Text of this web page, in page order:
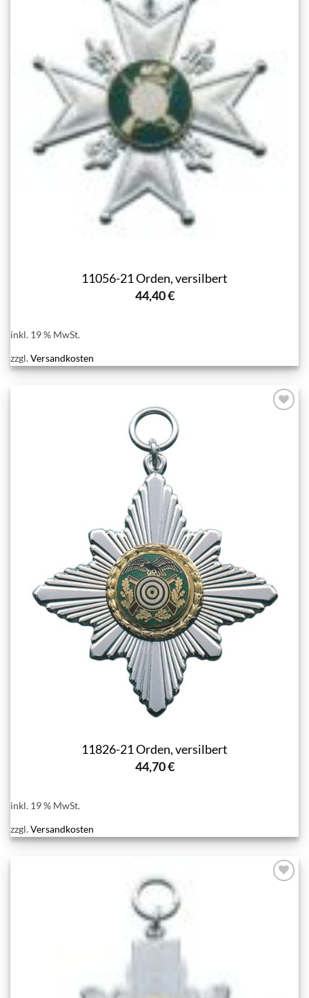
11056-21 Orden, versilbert
44,40€
inkl. 19 % MwSt.
zzgl.Versandkosten
11826-21 Orden, versilbert
44,70€
inkl. 19 % MwSt.
zzgl.Versandkosten